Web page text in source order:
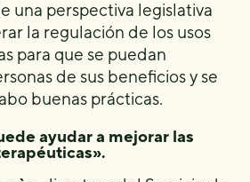
una perspectiva legislativa
la regulación de los usos
para que se puedan
de sus beneficios y se
buenas prácticas.
ayudar a mejorar las